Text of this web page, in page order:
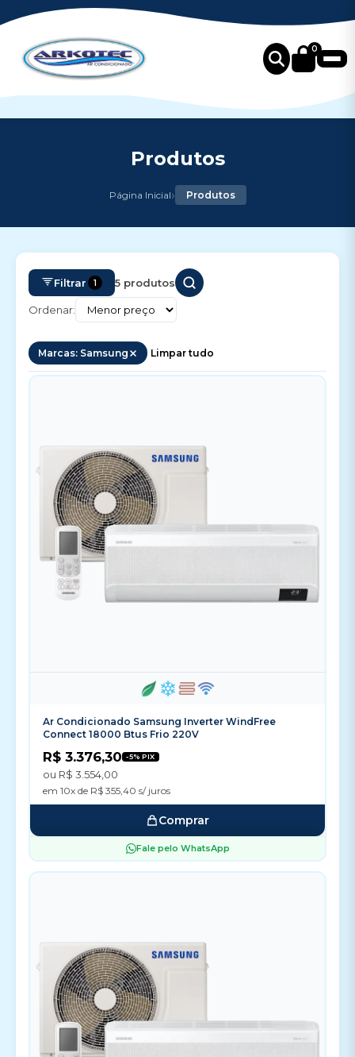
0
Produtos
Página Inicial› Produtos
Filtrar 1 5 produtos
Ordenar:
Marcas: Samsung Limpar tudo
Ar Condicionado Samsung Inverter WindFree
Connect 18000 Btus Frio 220V
R$ 3.376,30 -5% PIX
ou R$ 3.554,00
em 10x de R$ 355,40 s/ juros
Comprar
Fale pelo WhatsApp